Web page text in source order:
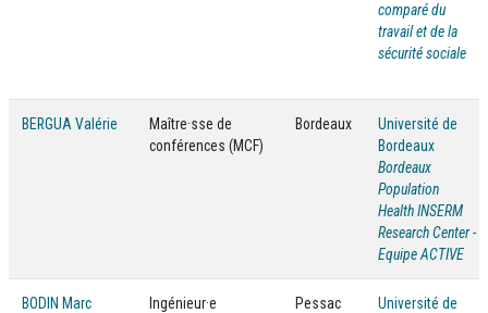
comparé du
travail et de la
sécurité sociale
BERGUA Valérie
Maître·sse de
conférences (MCF)
Bordeaux
Université de
Bordeaux
Bordeaux
Population
Health INSERM
Research Center -
Equipe ACTIVE
BODIN Marc
Ingénieur·e
Pessac
Université de